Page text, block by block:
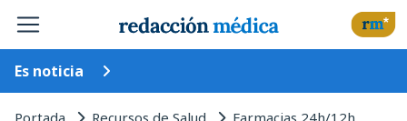
Es noticia
Portada Recursos de Salud Farmacias 24h/12h